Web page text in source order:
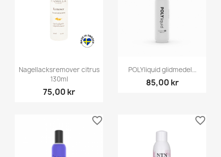
Nagellacksremover citrus
130ml
75,00 kr
POLYliquid glidmedel...
85,00 kr
favorite_border favorite_border